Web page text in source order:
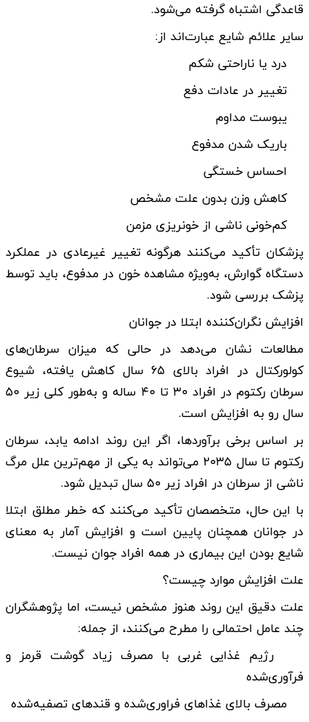
قاعدگی اشتباه گرفته می‌شود.
سایر علائم شایع عبارت‌اند از:
درد یا ناراحتی شکم
تغییر در عادات دفع
یبوست مداوم
باریک شدن مدفوع
احساس خستگی
کاهش وزن بدون علت مشخص
کم‌خونی ناشی از خونریزی مزمن
پزشکان تأکید می‌کنند هرگونه تغییر غیرعادی در عملکرد
دستگاه گوارش، به‌ویژه مشاهده خون در مدفوع، باید توسط
پزشک بررسی شود.
افزایش نگران‌کننده ابتلا در جوانان
مطالعات نشان می‌دهد در حالی که میزان سرطان‌های
کولورکتال در افراد بالای ۶۵ سال کاهش یافته، شیوع
سرطان رکتوم در افراد ۳۰ تا ۴۰ ساله و به‌طور کلی زیر ۵۰
سال رو به افزایش است.
بر اساس برخی برآوردها، اگر این روند ادامه یابد، سرطان
رکتوم تا سال ۲۰۳۵ می‌تواند به یکی از مهم‌ترین علل مرگ
ناشی از سرطان در افراد زیر ۵۰ سال تبدیل شود.
با این حال، متخصصان تأکید می‌کنند که خطر مطلق ابتلا
در جوانان همچنان پایین است و افزایش آمار به معنای
شایع بودن این بیماری در همه افراد جوان نیست.
علت افزایش موارد چیست؟
علت دقیق این روند هنوز مشخص نیست، اما پژوهشگران
چند عامل احتمالی را مطرح می‌کنند، از جمله:
رژیم غذایی غربی با مصرف زیاد گوشت قرمز و
فرآوری‌شده
مصرف بالای غذاهای فراوری‌شده و قندهای تصفیه‌شده